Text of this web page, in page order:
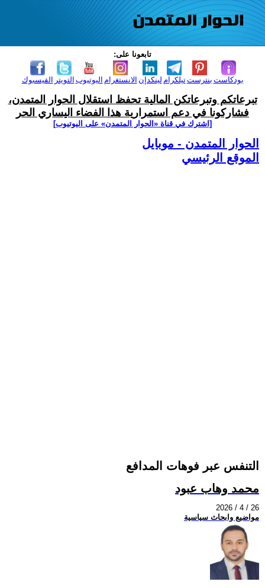
تابعونا على:
الفيسبوك التويتر اليوتيوب الانستغرام لينكدإن تيلكرامبنترست بودكاست
تبرعاتكم وتبرعاتكن المالية تحفظ استقلال الحوار المتمدن،
فشاركونا في دعم استمرارية هذا الفضاء اليساري الحر
[اشترك في قناة ‫«الحوار المتمدن» على اليوتيوب]
الحوار المتمدن - موبايل
الموقع الرئيسي
التنفس عبر فوهات المدافع
محمد وهاب عبود
2026 / 4 / 26
مواضيع وابحاث سياسية